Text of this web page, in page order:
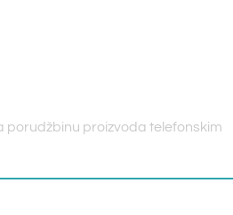
porudžbinu proizvoda telefonskim